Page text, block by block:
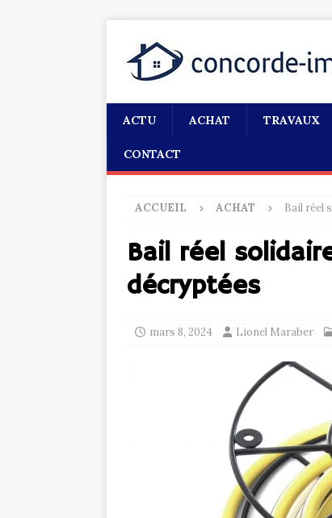
ACTU ACHAT TRAVAUX
CONTACT
ACCUEIL ACHAT Bail réel
Bail réel
décryptées
mars 8, 2024 Lionel Maraber